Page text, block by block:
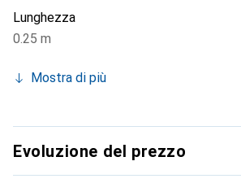
Lunghezza
0.25 m
Mostra di più
Evoluzione del prezzo